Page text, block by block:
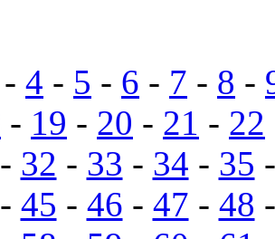
- 4 - 5 - 6 - 7 - 8 -
- 19 - 20 - 21 - 22
- 32 - 33 - 34 - 35
- 45 - 46 - 47 - 48